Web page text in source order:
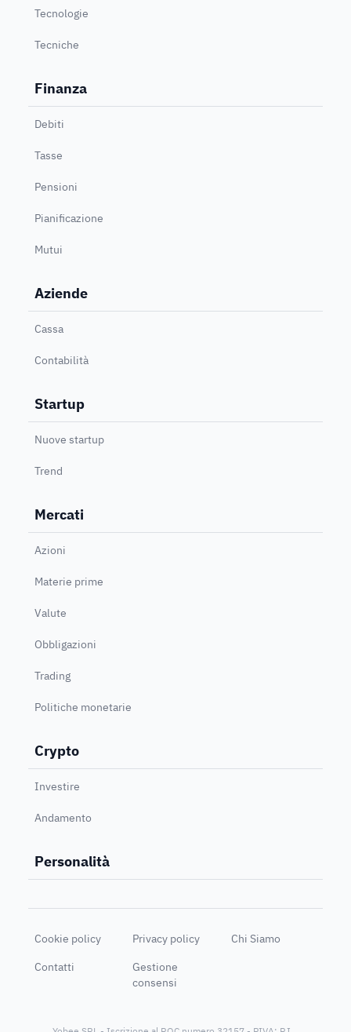
Tecnologie
Tecniche
Finanza
Debiti
Tasse
Pensioni
Pianificazione
Mutui
Aziende
Cassa
Contabilità
Startup
Nuove startup
Trend
Mercati
Azioni
Materie prime
Valute
Obbligazioni
Trading
Politiche monetarie
Crypto
Investire
Andamento
Personalità
Cookie policy Privacy policy
Chi Siamo
Contatti
Gestione
consensi